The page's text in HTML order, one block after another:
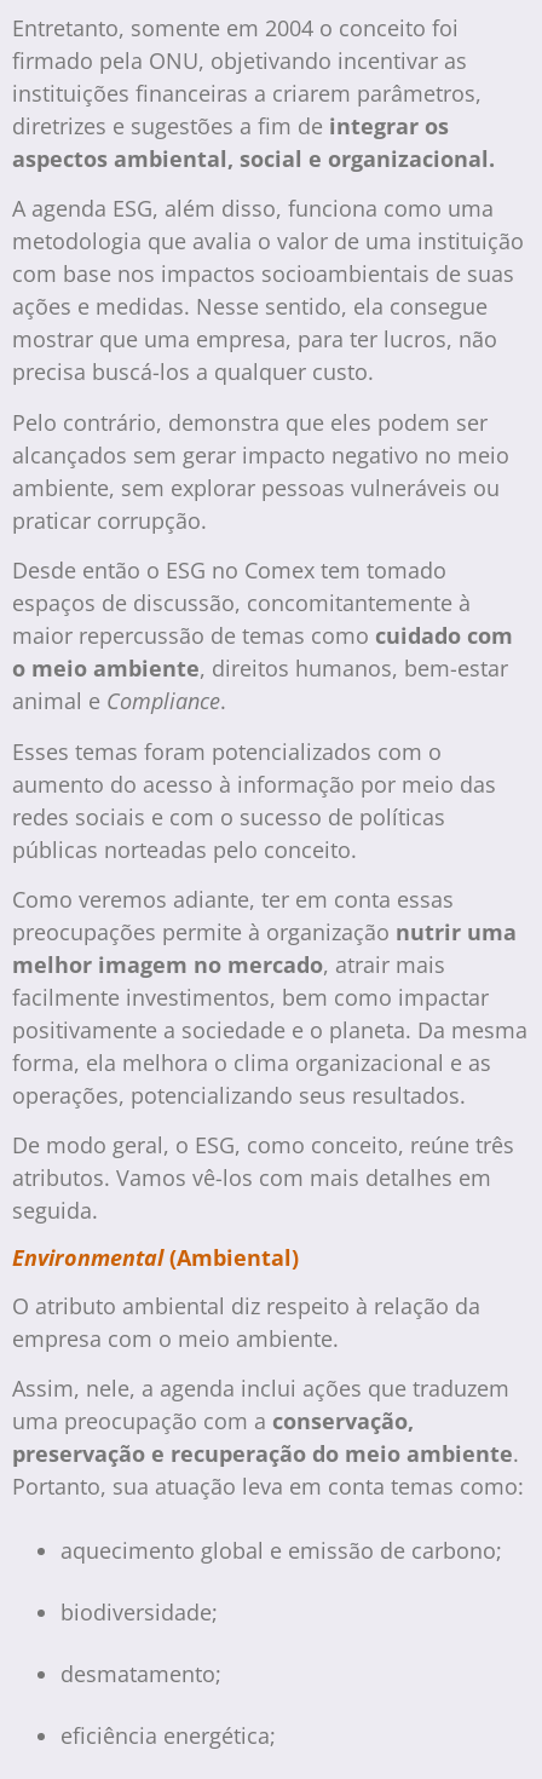
Entretanto, somente em 2004 o conceito foi
firmado pela ONU, objetivando incentivar as
instituições financeiras a criarem parâmetros,
diretrizes e sugestões a fim de integrar os
aspectos ambiental, social e organizacional.
A agenda ESG, além disso, funciona como uma
metodologia que avalia o valor de uma instituição
com base nos impactos socioambientais de suas
ações e medidas. Nesse sentido, ela consegue
mostrar que uma empresa, para ter lucros, não
precisa buscá-los a qualquer custo.
Pelo contrário, demonstra que eles podem ser
alcançados sem gerar impacto negativo no meio
ambiente, sem explorar pessoas vulneráveis ou
praticar corrupção.
Desde então o ESG no Comex tem tomado
espaços de discussão, concomitantemente à
maior repercussão de temas como cuidado com
o meio ambiente, direitos humanos, bem-estar
animal e Compliance.
Esses temas foram potencializados com o
aumento do acesso à informação por meio das
redes sociais e com o sucesso de políticas
públicas norteadas pelo conceito.
Como veremos adiante, ter em conta essas
preocupações permite à organização nutrir uma
melhor imagem no mercado, atrair mais
facilmente investimentos, bem como impactar
positivamente a sociedade e o planeta. Da mesma
forma, ela melhora o clima organizacional e as
operações, potencializando seus resultados.
De modo geral, o ESG, como conceito, reúne três
atributos. Vamos vê-los com mais detalhes em
seguida.
Environmental(Ambiental)
O atributo ambiental diz respeito à relação da
empresa com o meio ambiente.
Assim, nele, a agenda inclui ações que traduzem
uma preocupação com a conservação,
preservação e recuperação do meio ambiente.
Portanto, sua atuação leva em conta temas como:
aquecimento global e emissão de carbono;
biodiversidade;
desmatamento;
eficiência energética;